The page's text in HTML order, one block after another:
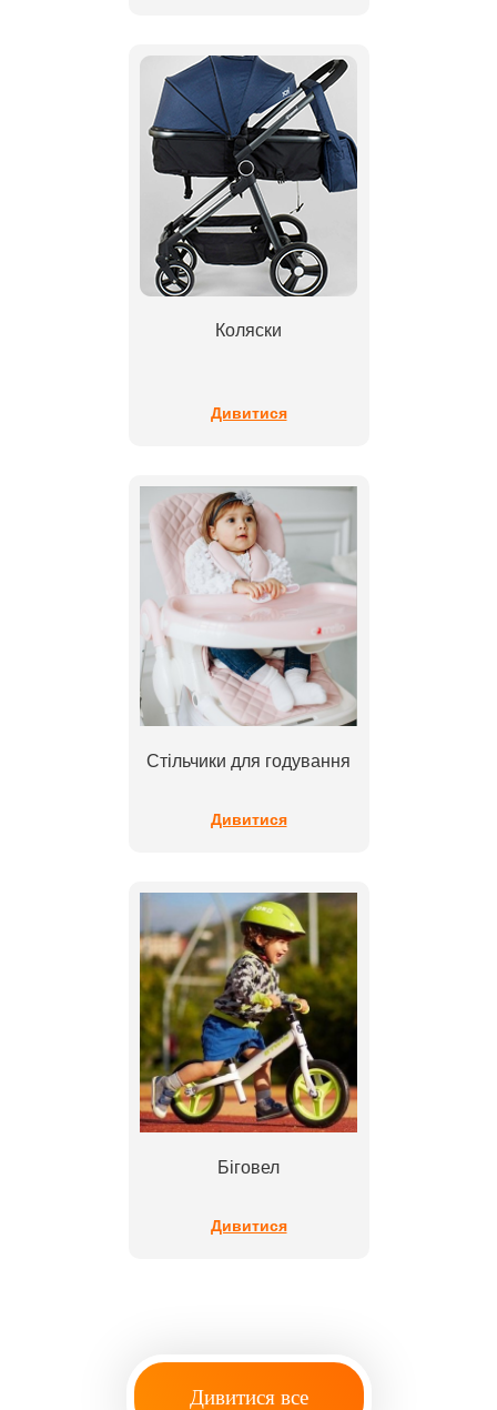
Коляски
Дивитися
Стільчики для годування
Дивитися
Біговел
Дивитися
Дивитися все